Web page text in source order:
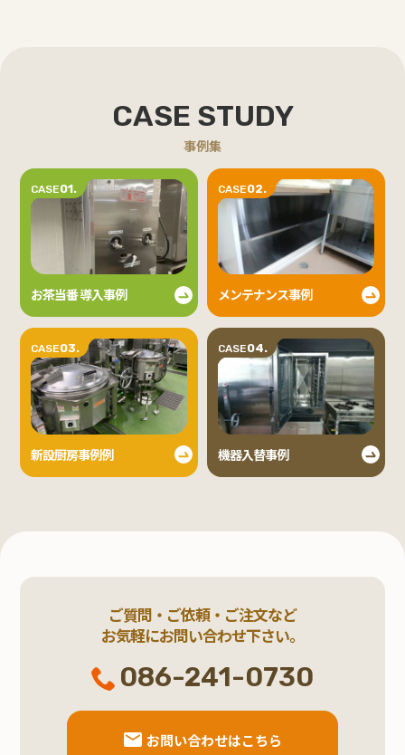
CASE STUDY
事例集
CASE01.
お茶当番 導入事例
CASE02.
メンテナンス事例
CASE03.
新設厨房事例例
CASE04.
機器入替事例
ご質問・ご依頼・ご注文など
お気軽にお問い合わせ下さい。
086-241-0730
お問い合わせはこちら